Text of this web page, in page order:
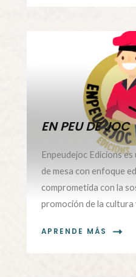
EN PEU DE JOC
Enpeudejoc Edicions
de mesa con enfoque
comprometida con la
promoción de la cultura
APRENDE MÁS